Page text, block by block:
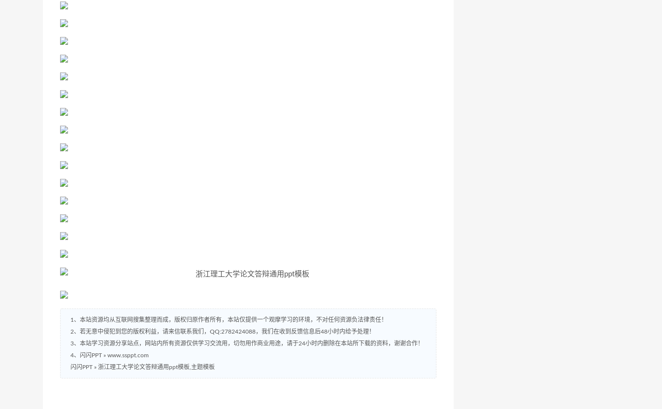
1、本站资源均从互联网搜集整理而成，版权归原作者所有，本站仅提供一个观摩学习的环境，不对任何资源负法律责任！
2、若无意中侵犯到您的版权利益，请来信联系我们，QQ:2782424088，我们在收到反馈信息后48小时内给予处理！
3、本站学习资源分享站点，网站内所有资源仅供学习交流用，切勿用作商业用途，请于24小时内删除在本站所下载的资料，谢谢合作！
4、闪闪PPT » www.ssppt.com
闪闪PPT » 浙江理工大学论文答辩通用ppt模板,主题模板